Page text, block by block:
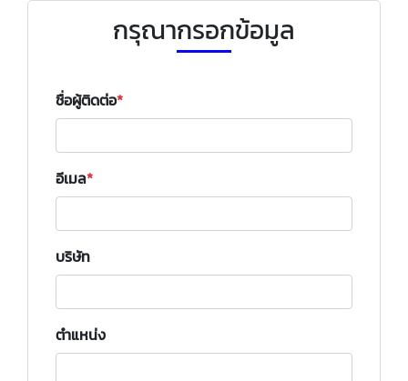
กรุณากรอกข้อมูล
ชื่อผู้ติดต่อ
อีเมล
บริษัท
ตำแหน่ง